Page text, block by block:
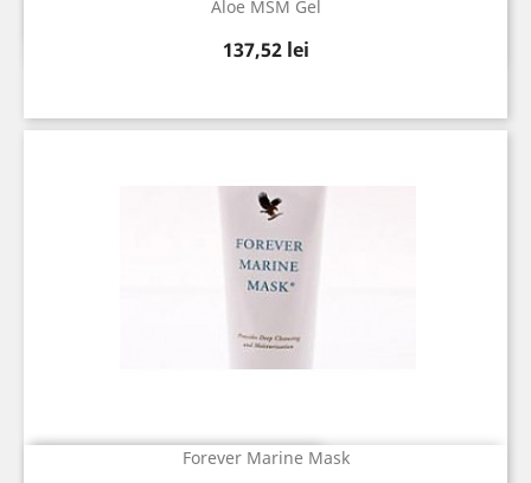
Aloe MSM Gel
Pret
137,52 lei
Vizualizare rapida
Forever Marine Mask
Vizualizare rapida